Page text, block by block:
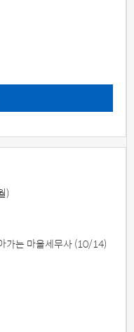
)
가는 마을세무사 (10/14)